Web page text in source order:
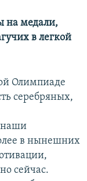
на медали,
в легкой
Олимпиаде
серебряных,
наши
в нынешних
сейчас.